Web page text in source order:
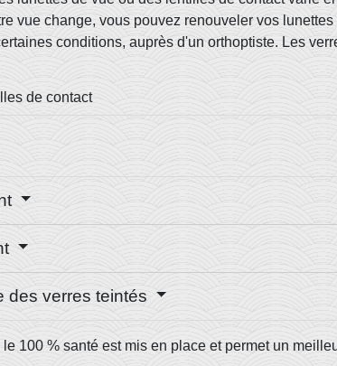
vue change, vous pouvez renouveler vos
conditions, auprès d'un orthoptiste. Les
de contact
des verres teintés
100 % santé est mis en place et permet un